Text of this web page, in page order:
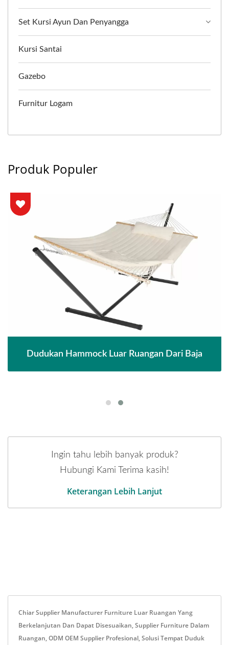
Set Kursi Ayun Dan Penyangga
Kursi Santai
Gazebo
Furnitur Logam
Produk Populer
Dudukan Hammock Luar Ruangan Dari Baja
Ingin tahu lebih banyak produk?
Hubungi Kami Terima kasih!
Keterangan Lebih Lanjut
Chiar Supplier Manufacturer Furniture Luar Ruangan Yang
Berkelanjutan Dan Dapat Disesuaikan, Supplier Furniture Dalam
Ruangan, ODM OEM Supplier Profesional, Solusi Tempat Duduk